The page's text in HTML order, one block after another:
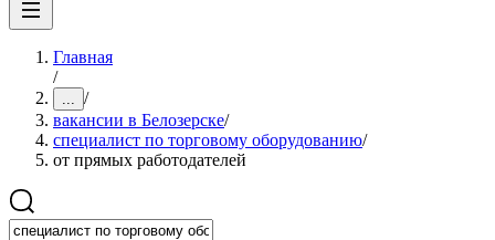
Главная
/
... /
вакансии в Белозерске/
специалист по торговому оборудованию/
от прямых работодателей